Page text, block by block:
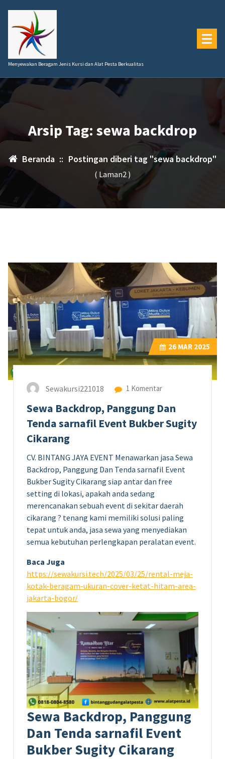
konten
Menyewakan Beragam Jenis Kursi dan Alat Pesta Berkualitas
Arsip Tag: sewa backdrop
Beranda :: Postingan diberi tag "sewa backdrop"
( Laman2 )
26 MAR 2025
Sewakursi221018 1 Komentar
Sewa Backdrop, Panggung Dan
Tenda sarnafil Event Bukber Sugity
Cikarang
CV. BINTANG JAYA EVENT Menawarkan jasa Sewa
Backdrop, Panggung Dan Tenda sarnafil Event
Bukber Sugity Cikarang siap antar dan free
setting di lokasi, apakah anda sedang
merencanakan sebuah event di sekitar daerah
cikarang ? tenang kami memiliki solusi paling
tepat untuk anda, jasa sewa yang menyediakan
semua kebutuhan perlengkapan peralatan event.
Baca Juga
https://sewakursi.tech/2025/03/25/rental-meja-
kotak-beragam-ukuran-cover-ketat-hitam-area-
jakarta-bogor/
Sewa Backdrop, Panggung
Dan Tenda sarnafil Event
Bukber Sugity Cikarang